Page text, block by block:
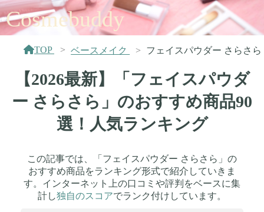
Cosmebuddy
TOP ベースメイク フェイスパウダー さらさら
【2026最新】「フェイスパウダ
ー さらさら」のおすすめ商品90
選！人気ランキング
この記事では、「フェイスパウダー さらさら」の
おすすめ商品をランキング形式で紹介していきま
す。インターネット上の口コミや評判をベースに集
計し独自のスコアでランク付けしています。